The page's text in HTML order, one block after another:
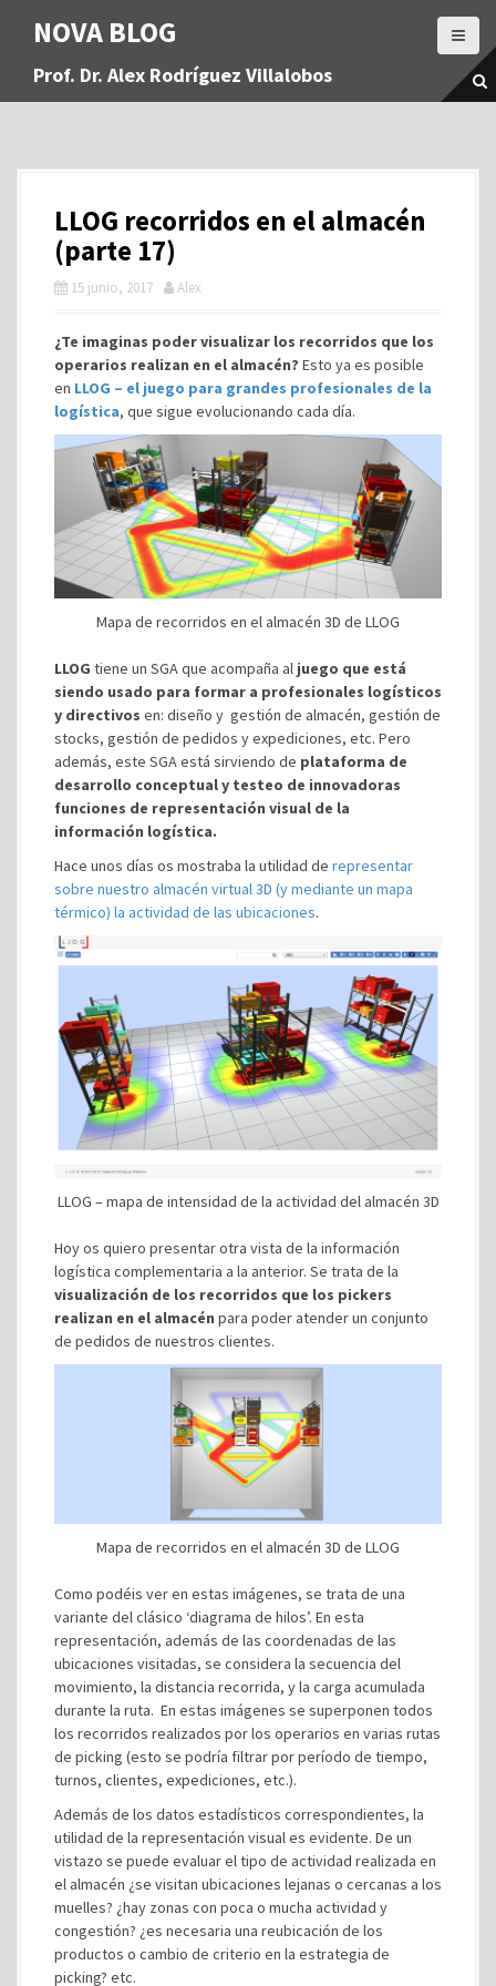
a
NOVA BLOG
Prof. Dr. Alex Rodríguez Villalobos
LLOG recorridos en el almacén
(parte 17)
15 junio, 2017 Alex
¿Te imaginas poder visualizar los recorridos que los
operarios realizan en el almacén? Esto ya es posible
en LLOG – el juego para grandes profesionales de la
logística, que sigue evolucionando cada día.
Mapa de recorridos en el almacén 3D de LLOG
LLOG tiene un SGA que acompaña al juego que está
siendo usado para formar a profesionales logísticos
y directivos en: diseño y gestión de almacén, gestión de
stocks, gestión de pedidos y expediciones, etc. Pero
además, este SGA está sirviendo de plataforma de
desarrollo conceptual y testeo de innovadoras
funciones de representación visual de la
información logística.
Hace unos días os mostraba la utilidad de representar
sobre nuestro almacén virtual 3D (y mediante un mapa
térmico) la actividad de las ubicaciones.
LLOG – mapa de intensidad de la actividad del almacén 3D
Hoy os quiero presentar otra vista de la información
logística complementaria a la anterior. Se trata de la
visualización de los recorridos que los pickers
realizan en el almacén para poder atender un conjunto
de pedidos de nuestros clientes.
Mapa de recorridos en el almacén 3D de LLOG
Como podéis ver en estas imágenes, se trata de una
variante del clásico ‘diagrama de hilos’. En esta
representación, además de las coordenadas de las
ubicaciones visitadas, se considera la secuencia del
movimiento, la distancia recorrida, y la carga acumulada
durante la ruta. En estas imágenes se superponen todos
los recorridos realizados por los operarios en varias rutas
de picking (esto se podría filtrar por período de tiempo,
turnos, clientes, expediciones, etc.).
Además de los datos estadísticos correspondientes, la
utilidad de la representación visual es evidente. De un
vistazo se puede evaluar el tipo de actividad realizada en
el almacén ¿se visitan ubicaciones lejanas o cercanas a los
muelles? ¿hay zonas con poca o mucha actividad y
congestión? ¿es necesaria una reubicación de los
productos o cambio de criterio en la estrategia de
picking? etc.